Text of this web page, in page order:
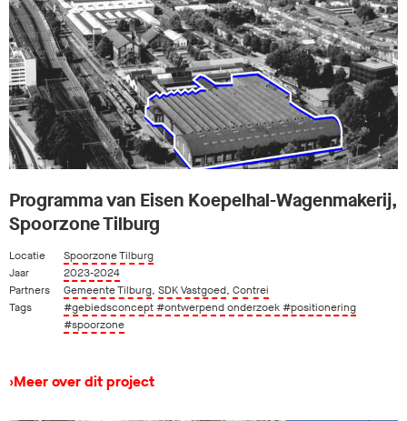
Programma van Eisen Koepelhal-Wagenmakerij,
Spoorzone Tilburg
Locatie
Spoorzone Tilburg
Jaar
2023-2024
Partners
Gemeente Tilburg, SDK Vastgoed, Contrei
Tags
#gebiedsconcept#ontwerpend onderzoek#positionering
#spoorzone
›Meer over dit project